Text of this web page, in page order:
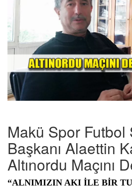
Makü Spor Futbol
Başkanı Alaettin
Altınordu Maçını
“ALNIMIZIN AKI İLE BİR